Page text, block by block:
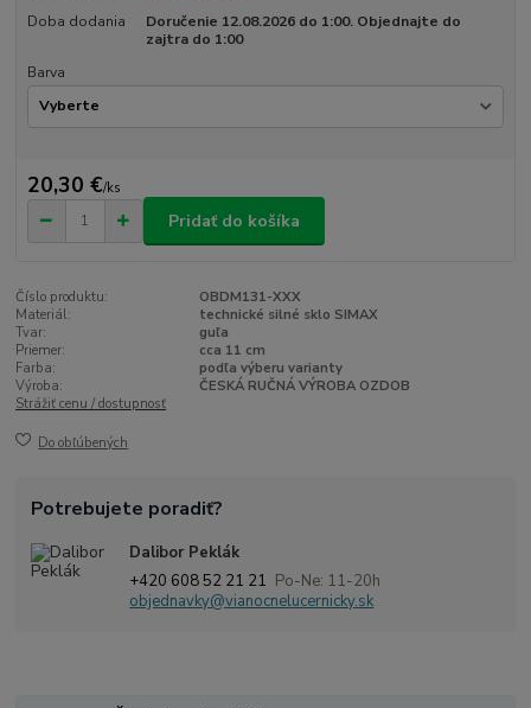
Doba dodania
Doručenie 12.08.2026 do 1:00. Objednajte do
zajtra do 1:00
Barva
20,30 €/ks
Pridať do košíka
Číslo produktu:
OBDM131-XXX
Materiál:
technické silné sklo SIMAX
Tvar:
guľa
Priemer:
cca 11 cm
Farba:
podľa výberu varianty
Výroba:
ČESKÁ RUČNÁ VÝROBA OZDOB
Strážiť cenu / dostupnosť
Do obľúbených
Potrebujete poradiť?
Dalibor Peklák
+420 608 52 21 21 Po-Ne: 11-20h
objednavky@vianocnelucernicky.sk